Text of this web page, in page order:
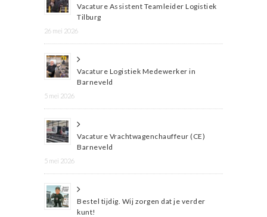
Vacature Assistent Teamleider Logistiek
Tilburg
26 mei 2026
Vacature Logistiek Medewerker in
Barneveld
5 mei 2026
Vacature Vrachtwagenchauffeur (CE)
Barneveld
5 mei 2026
Bestel tijdig. Wij zorgen dat je verder
kunt!